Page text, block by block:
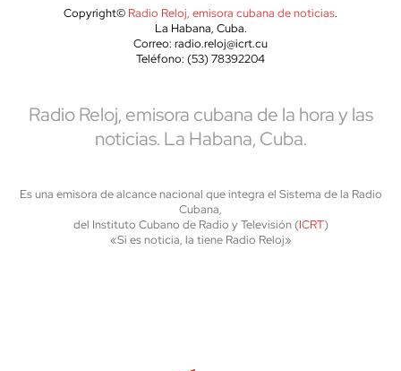
Copyright© Radio Reloj, emisora cubana de noticias.
La Habana, Cuba.
Correo: radio.reloj@icrt.cu
Teléfono: (53) 78392204
Radio Reloj, emisora cubana de la hora y las
noticias. La Habana, Cuba.
Es una emisora de alcance nacional que integra el Sistema de la Radio
Cubana,
del Instituto Cubano de Radio y Televisión (ICRT)
«Si es noticia, la tiene Radio Reloj»